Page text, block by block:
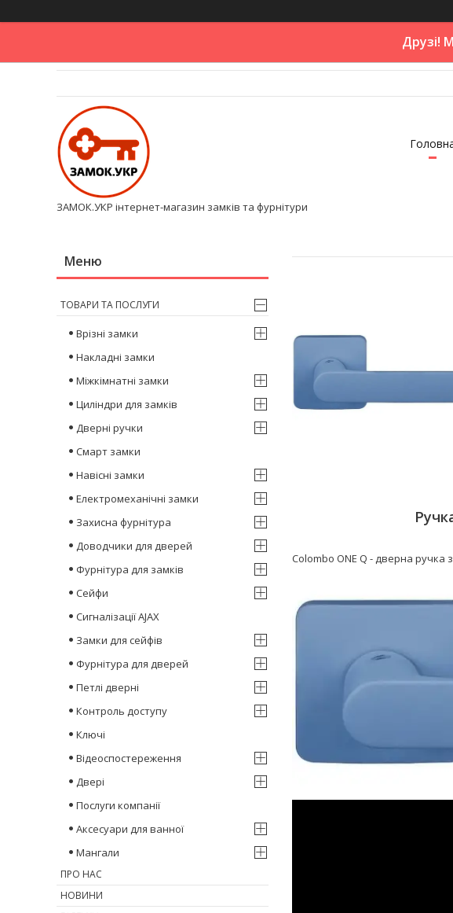
Друзі!
ЗАМОК.УКР інтернет-магазин замків та фурнітури
Colombo ONE Q - дверна ручка з
ТОВАРИ ТА ПОСЛУГИ
Врізні замки
Накладні замки
Міжкімнатні замки
Циліндри для замків
Дверні ручки
Смарт замки
Навісні замки
Електромеханічні замки
Захисна фурнітура
Доводчики для дверей
Фурнітура для замків
Сейфи
Сигналізації AJAX
Замки для сейфів
Фурнітура для дверей
Петлі дверні
Контроль доступу
Ключі
Відеоспостереження
Двері
Послуги компанії
Аксесуари для ванної
Мангали
ПРО НАС
НОВИНИ